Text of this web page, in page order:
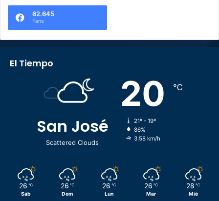
62.645
Fans
El Tiempo
San José
Scattered Clouds
20 ℃
21º - 19º
86%
3.58 km/h
26 ℃
Sáb
26 ℃
Dom
26 ℃
Lun
26 ℃
Mar
28 ℃
Mié